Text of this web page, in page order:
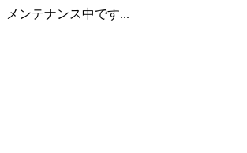
メンテナンス中です...